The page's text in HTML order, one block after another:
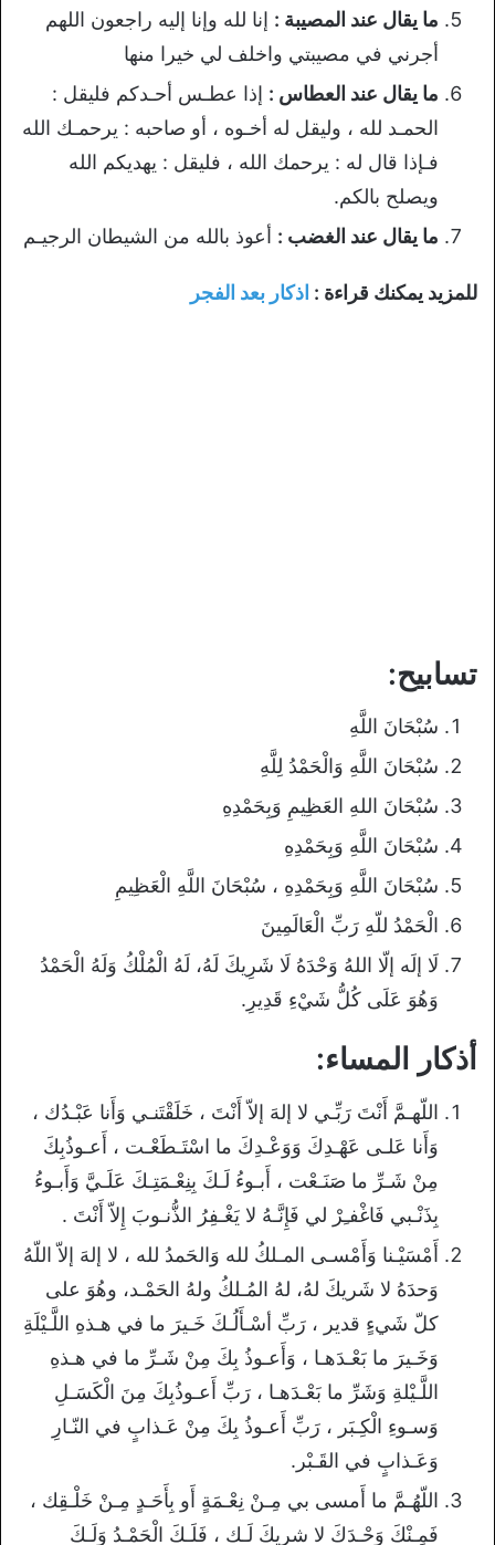
ما يقال عند المصيبة : إنا لله وإنا إليه راجعون اللهم
أجرني في مصيبتي واخلف لي خيرا منها
ما يقال عند العطاس : إذا عطـس أحـدكم فليقل :
الحمـد لله ، وليقل له أخـوه ، أو صاحبه : يرحمـك الله
فـإذا قال له : يرحمك الله ، فليقل : يهديكم الله
ويصلح بالكم.
ما يقال عند الغضب : أعوذ بالله من الشيطان الرجيـم
للمزيد يمكنك قراءة : اذكار بعد الفجر
تسابيح:
سُبْحَانَ اللَّهِ
سُبْحَانَ اللَّهِ وَالْحَمْدُ لِلَّهِ
سُبْحَانَ اللهِ العَظِيمِ وَبِحَمْدِهِ
سُبْحَانَ اللَّهِ وَبِحَمْدِهِ
سُبْحَانَ اللَّهِ وَبِحَمْدِهِ ، سُبْحَانَ اللَّهِ الْعَظِيمِ
الْحَمْدُ للّهِ رَبِّ الْعَالَمِينَ
لَا إلَه إلّا اللهُ وَحْدَهُ لَا شَرِيكَ لَهُ، لَهُ الْمُلْكُ وَلَهُ الْحَمْدُ
وَهُوَ عَلَى كُلُّ شَيْءِ قَدِيرِ.
أذكار المساء:
اللّهـمَّ أَنْتَ رَبِّـي لا إلهَ إلاّ أَنْتَ ، خَلَقْتَنـي وَأَنا عَبْـدُك ،
وَأَنا عَلـى عَهْـدِكَ وَوَعْـدِكَ ما اسْتَـطَعْـت ، أَعـوذُبِكَ
مِنْ شَـرِّ ما صَنَـعْت ، أَبـوءُ لَـكَ بِنِعْـمَتِـكَ عَلَـيَّ وَأَبـوءُ
بِذَنْـبي فَاغْفـِرْ لي فَإِنَّـهُ لا يَغْـفِرُ الذُّنـوبَ إِلاّ أَنْتَ .
أَمْسَيْـنا وَأَمْسـى المـلكُ لله وَالحَمدُ لله ، لا إلهَ إلاّ اللّهُ
وَحدَهُ لا شَريكَ لهُ، لهُ المُـلكُ ولهُ الحَمْـد، وهُوَ على
كلّ شَيءٍ قدير ، رَبِّ أسْـأَلُـكَ خَـيرَ ما في هـذهِ اللَّـيْلَةِ
وَخَـيرَ ما بَعْـدَهـا ، وَأَعـوذُ بِكَ مِنْ شَـرِّ ما في هـذهِ
اللَّـيْلةِ وَشَرِّ ما بَعْـدَهـا ، رَبِّ أَعـوذُبِكَ مِنَ الْكَسَـلِ
وَسـوءِ الْكِـبَر ، رَبِّ أَعـوذُ بِكَ مِنْ عَـذابٍ في النّـارِ
وَعَـذابٍ في القَـبْر.
اللّهُـمَّ ما أَمسى بي مِـنْ نِعْـمَةٍ أَو بِأَحَـدٍ مِـنْ خَلْـقِك ،
فَمِـنْكَ وَحْـدَكَ لا شريكَ لَـك ، فَلَـكَ الْحَمْـدُ وَلَـكَ